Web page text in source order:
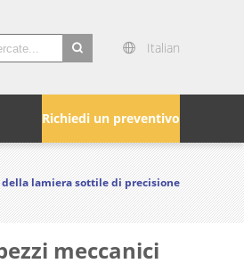
Italian
Richiedi un preventivo
lamiera sottile di precisione
meccanici